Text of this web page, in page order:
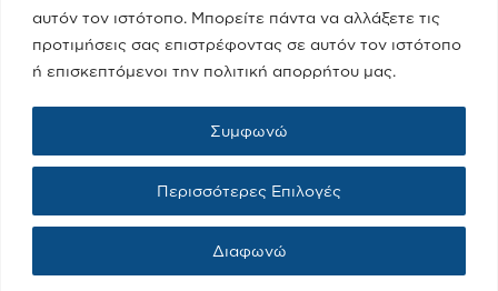
αυτόν τον ιστότοπο. Μπορείτε πάντα να αλλάξετε τις
προτιμήσεις σας επιστρέφοντας σε αυτόν τον ιστότοπο
ή επισκεπτόμενοι την πολιτική απορρήτου μας.
Περισσότερες Επιλογές
Διαφωνώ
Συμφωνώ
Επικοινωνία
Όροι Χρήσης
Πολιτική Cookies
Copyright © 2023 Δόμνα Μιχαηλίδου. All rights reserved